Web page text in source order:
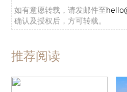
如有意愿转载，请发邮件至
确认及授权后，方可转载。
推荐阅读